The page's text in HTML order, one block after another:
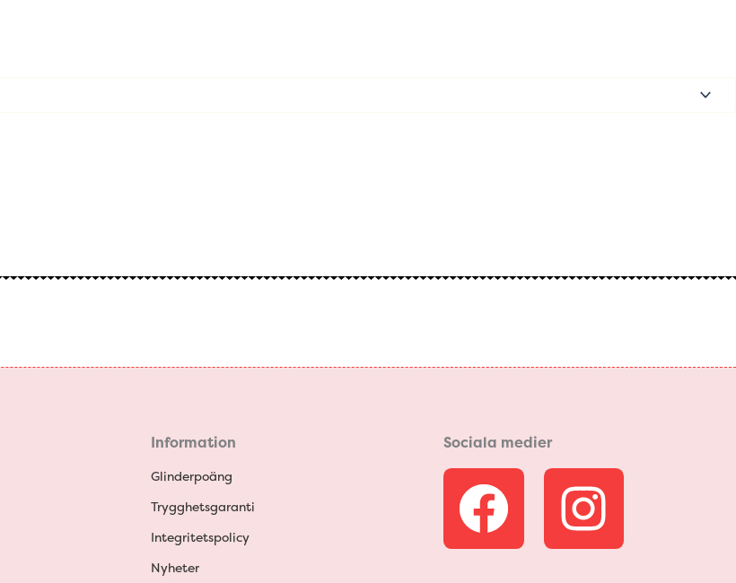
Information
Glinderpoäng
Trygghetsgaranti
Integritetspolicy
Nyheter
Sociala medier
F
a
I
n